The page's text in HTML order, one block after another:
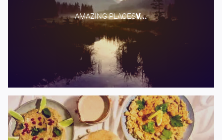
AMAZING PLACES​V...